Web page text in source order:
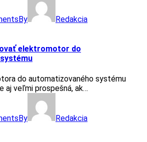
By
Redakcia
elektromotor do
do automatizovaného systému
aj veľmi prospešná, ak…
By
Redakcia